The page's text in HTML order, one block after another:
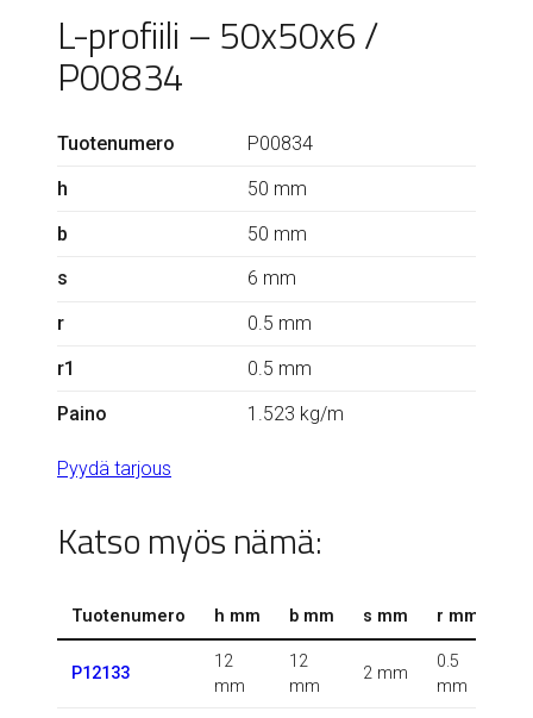
L-profiili – 50x50x6 /
P00834
Tuotenumero
P00834
h
50 mm
b
50 mm
s
6 mm
r
0.5 mm
r1
0.5 mm
Paino
1.523 kg/m
Pyydä tarjous
Katso myös nämä:
Tuotenumero h mm b mm s mm r mm
P12133
12
mm
12
mm
2 mm
0.5
mm